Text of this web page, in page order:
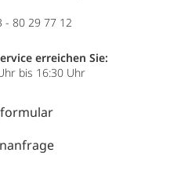
- 80 29 77 12
erreichen Sie:
bis 16:30 Uhr